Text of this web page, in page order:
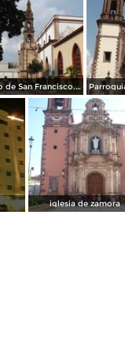
Templo de San Francisco. Abril/2015
iglesia de zamora